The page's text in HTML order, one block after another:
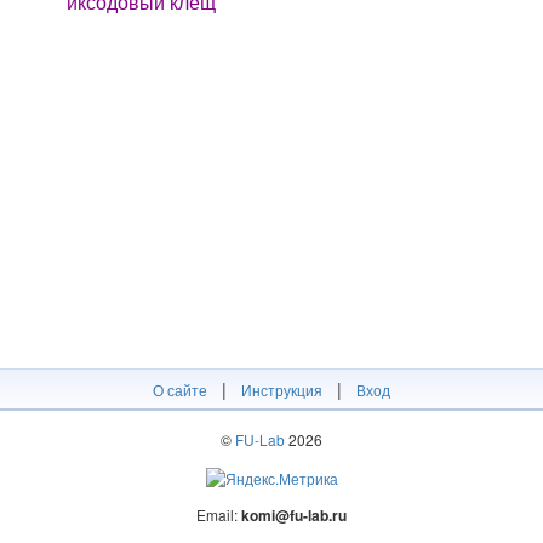
О сайте | Инструкция | Вход
© FU-Lab2026
Email:komi@fu-lab.ru